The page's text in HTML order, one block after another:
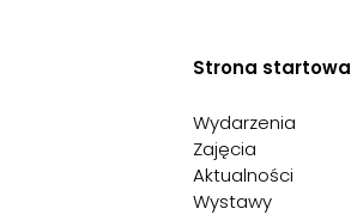
Strona startowa
Wydarzenia
Zajęcia
Aktualności
Wystawy